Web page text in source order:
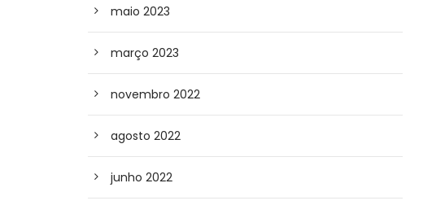
maio 2023
março 2023
novembro 2022
agosto 2022
junho 2022